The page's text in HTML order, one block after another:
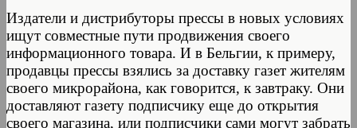
Издатели и дистрибуторы прессы в новых условиях
ищут совместные пути продвижения своего
информационного товара. И в Бельгии, к примеру,
продавцы прессы взялись за доставку газет жителям
своего микрорайона, как говорится, к завтраку. Они
доставляют газету подписчику еще до открытия
своего магазина, или подписчики сами могут забрать